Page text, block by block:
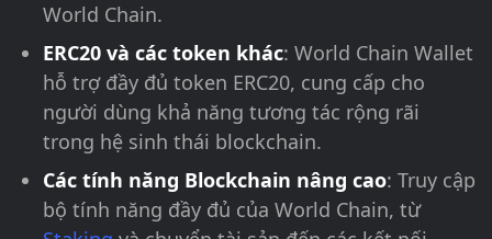
World Chain.
ERC20 và các token khác: World Chain Wallet
hỗ trợ đầy đủ token ERC20, cung cấp cho
người dùng khả năng tương tác rộng rãi
trong hệ sinh thái blockchain.
Các tính năng Blockchain nâng cao: Truy cập
bộ tính năng đầy đủ của World Chain, từ